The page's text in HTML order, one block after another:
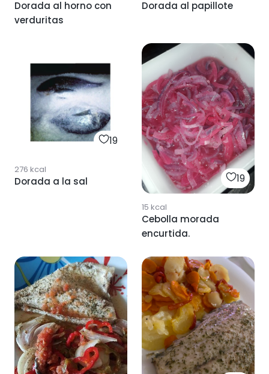
Dorada al horno con
verduritas
Dorada al papillote
19
276 kcal
Dorada a la sal 19
15 kcal
Cebolla morada
encurtida.